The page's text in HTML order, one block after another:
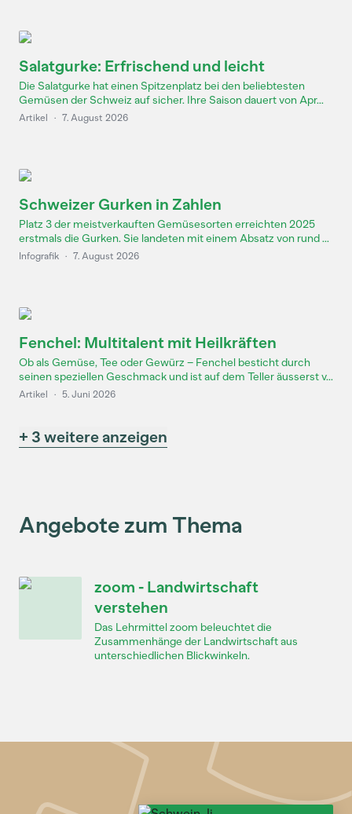
Salatgurke: Erfrischend und leicht
Die Salatgurke hat einen Spitzenplatz bei den beliebtesten
Gemüsen der Schweiz auf sicher. Ihre Saison dauert von Apr...
Artikel · 7. August 2026
Schweizer Gurken in Zahlen
Platz 3 der meistverkauften Gemüsesorten erreichten 2025
erstmals die Gurken. Sie landeten mit einem Absatz von rund ...
Infografik · 7. August 2026
Fenchel: Multitalent mit Heilkräften
Ob als Gemüse, Tee oder Gewürz – Fenchel besticht durch
seinen speziellen Geschmack und ist auf dem Teller äusserst v...
Artikel · 5. Juni 2026
+ 3 weitere anzeigen
Angebote zum Thema
zoom - Landwirtschaft
verstehen
Das Lehrmittel zoom beleuchtet die
Zusammenhänge der Landwirtschaft aus
unterschiedlichen Blickwinkeln.